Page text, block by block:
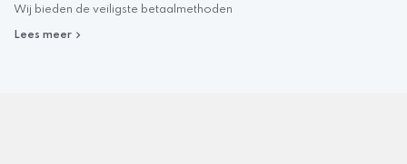
Wij bieden de veiligste betaalmethoden
Lees meer